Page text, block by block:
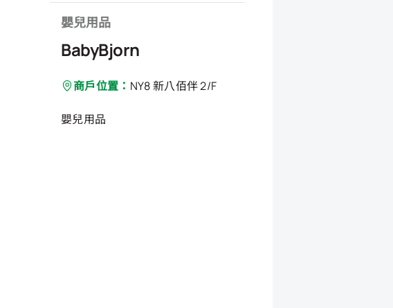
嬰兒用品
BabyBjorn
商戶位置： NY8 新八佰伴 2/F
嬰兒用品